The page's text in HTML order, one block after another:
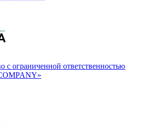
с ограниченной ответственностью